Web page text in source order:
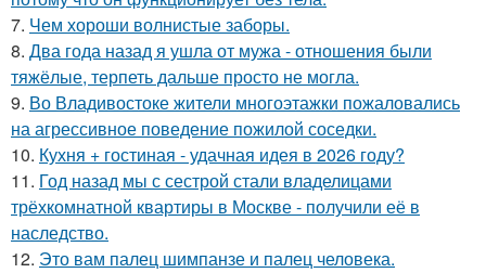
7. Чем хороши волнистые заборы.
8. Два года назад я ушла от мужа - отношения были
тяжёлые, терпеть дальше просто не могла.
9. Во Владивостоке жители многоэтажки пожаловались
на агрессивное поведение пожилой соседки.
10. Кухня + гостиная - удачная идея в 2026 году?
11. Год назад мы с сестрой стали владелицами
трёхкомнатной квартиры в Москве - получили её в
наследство.
12. Это вам палец шимпанзе и палец человека.